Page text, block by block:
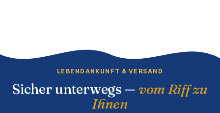
LEBENDANKUNFT & VERSAND
Sicher unterwegs — vom Riff zu
Ihnen